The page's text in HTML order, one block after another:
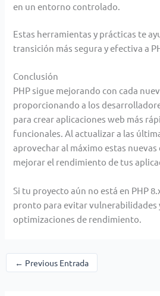
en un entorno controlado.
Estas herramientas y prácticas te
transición más segura y efectiva a
Conclusión
PHP sigue mejorando con cada
proporcionando a los
para crear aplicaciones web más
funcionales. Al actualizar a las
aprovechar al máximo estas
mejorar el rendimiento de tus
Si tu proyecto aún no está en PHP
pronto para evitar vulnerabilidades
optimizaciones de rendimiento.
← Previous Entrada